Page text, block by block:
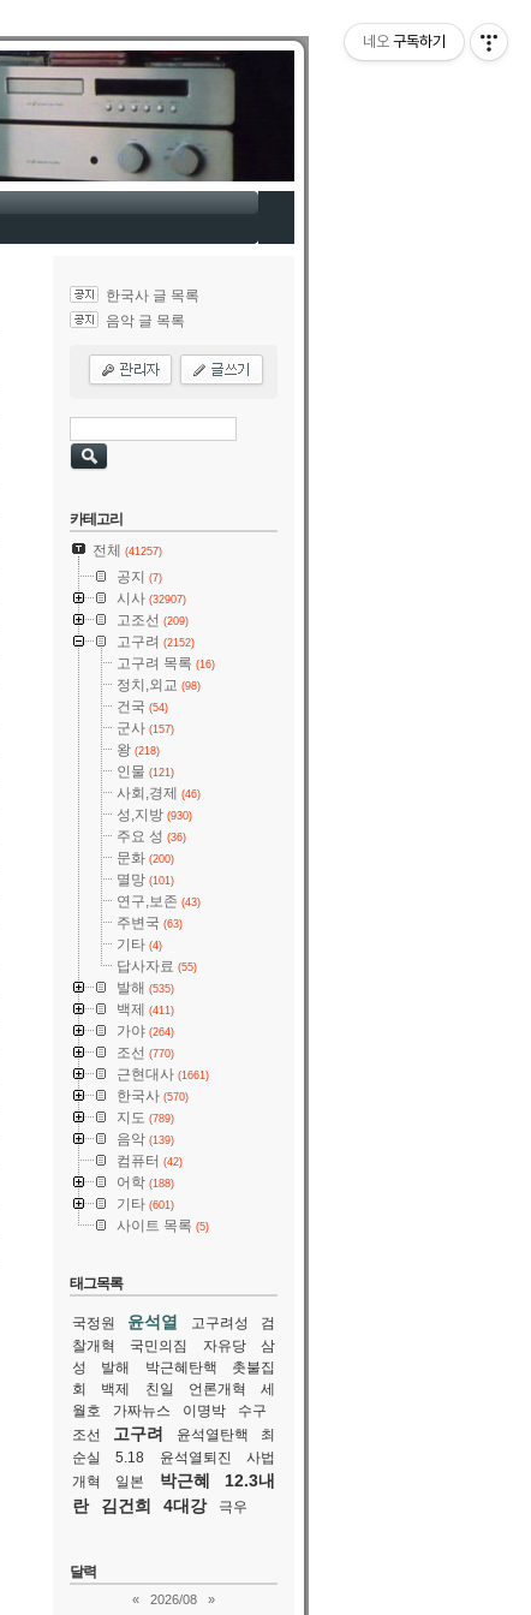
한국사 글 목록
음악 글 목록
카테고리
전체
(41257)
공지 (7)
시사 (32907)
고조선 (209)
고구려 (2152)
고구려 목록 (16)
정치,외교 (98)
건국 (54)
군사 (157)
왕 (218)
인물 (121)
사회,경제 (46)
성,지방 (930)
주요 성 (36)
문화 (200)
멸망 (101)
연구,보존 (43)
주변국 (63)
기타 (4)
답사자료 (55)
발해 (535)
백제 (411)
가야 (264)
조선 (770)
근현대사 (1661)
한국사 (570)
지도 (789)
음악 (139)
컴퓨터 (42)
어학 (188)
기타 (601)
사이트 목록 (5)
태그목록
국정원 윤석열 고구려성
검
찰개혁
국민의짐 자유당
삼
성
발해 박근혜탄핵
촛불집
회
백제 친일 언론개혁
세
월호
가짜뉴스 이명박
수구
조선
고구려 윤석열탄핵
최
순실
5.18 윤석열퇴진
사법
개혁
일본 박근혜
12.3내
란
김건희 4대강 극우
달력
« 2026/08 »
네오 구독하기